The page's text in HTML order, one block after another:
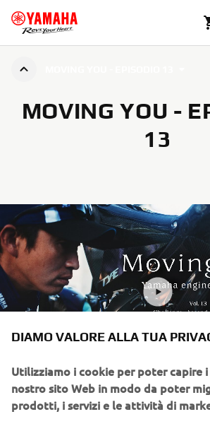
MOVING YOU -
13
DIAMO VALORE ALLA TUA
Utilizziamo i cookie per poter capire
nostro sito Web in modo da poter
prodotti, i servizi e le attività di